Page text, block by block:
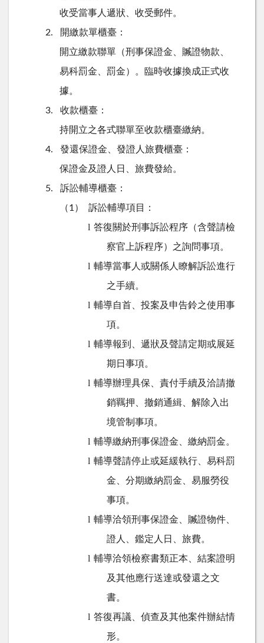
收受當事人遞狀、收受郵件。
2.
開繳款單櫃臺：
開立繳款聯單（刑事保證金、贓證物款、
易科罰金、罰金）。臨時收據換成正式收
據。
3.
收款櫃臺：
持開立之各式聯單至收款櫃臺繳納。
4.
發還保證金、發證人旅費櫃臺：
保證金及證人日、旅費發給。
5. 訴訟輔導櫃臺：
（1） 訴訟輔導項目：
l 答復關於刑事訴訟程序（含聲請檢
察官上訴程序）之詢問事項。
l 輔導當事人或關係人瞭解訴訟進行
之手續。
l 輔導自首、投案及申告鈴之使用事
項。
l 輔導報到、遞狀及聲請定期或展延
期日事項。
l 輔導辦理具保、責付手續及洽請撤
銷羈押、撤銷通緝、解除入出
境管制事項。
l 輔導繳納刑事保證金、繳納罰金。
l 輔導聲請停止或延緩執行、易科罰
金、分期繳納罰金、易服勞役
事項。
l 輔導洽領刑事保證金、贓證物件、
證人、鑑定人日、旅費。
l 輔導洽領檢察書類正本、結案證明
及其他應行送達或發還之文
書。
l 答復再議、偵查及其他案件辦結情
形。